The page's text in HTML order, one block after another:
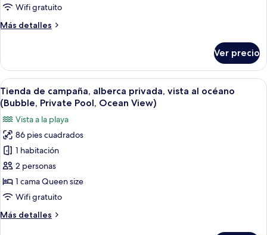
fotos
de
Wifi gratuito
Más detalles
Más
Ver precio
Abrir
todas
las
fotos
de
Tienda
de
campaña,
alberca
vista
Un dormitorio con vista al océano,
18
Tienda de campaña, alberca privada, vista al océano
(Bubble, Private Pool, Ocean View)
Vista a la playa
86 pies cuadrados
1 habitación
2 personas
1 cama Queen size
Wifi gratuito
Más detalles
Más